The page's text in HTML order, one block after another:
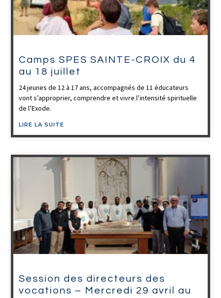
Camps SPES SAINTE-CROIX du 4
au 18 juillet
24 jeunes de 12 à 17 ans, accompagnés de 11 éducateurs
vont s’approprier, comprendre et vivre l’intensité spirituelle
de l’Exode.
LIRE LA SUITE
Session des directeurs des
vocations – Mercredi 29 avril au